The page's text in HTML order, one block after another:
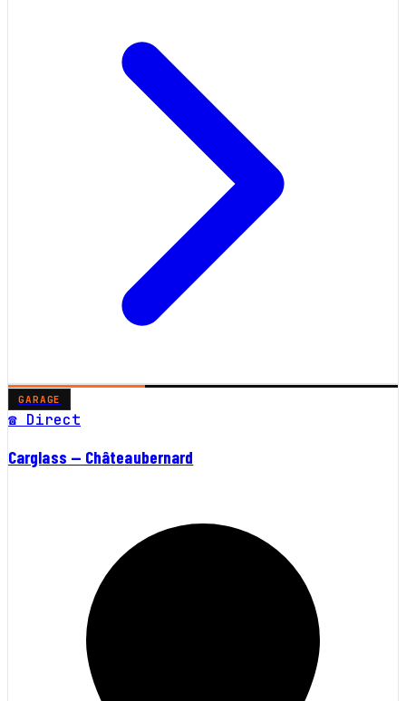
GARAGE
☎ Direct
Carglass — Châteaubernard